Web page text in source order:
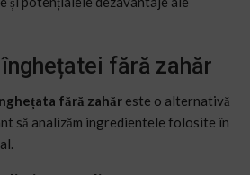
fără zahăr
fără zahăr este o alternativă
să analizăm ingredientele folosite în